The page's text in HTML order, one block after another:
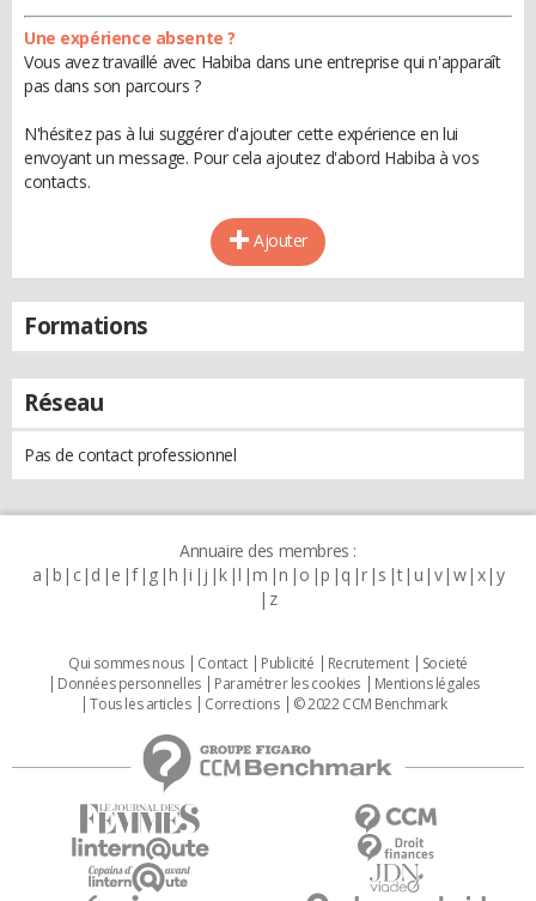
Une expérience absente ?
Vous avez travaillé avec Habiba dans une entreprise qui n'apparaît
pas dans son parcours ?
N'hésitez pas à lui suggérer d'ajouter cette expérience en lui
envoyant un message. Pour cela ajoutez d'abord Habiba à vos
contacts.
Ajouter
Formations
Réseau
Pas de contact professionnel
Annuaire des membres :
a b c d e f g h i j k l m n o p q r s t u v w x y
z
Qui sommes nous Contact Publicité Recrutement
Societé
Données personnelles
Paramétrer les cookies
Mentions légales
Tous les articles
Corrections © 2022 CCM Benchmark